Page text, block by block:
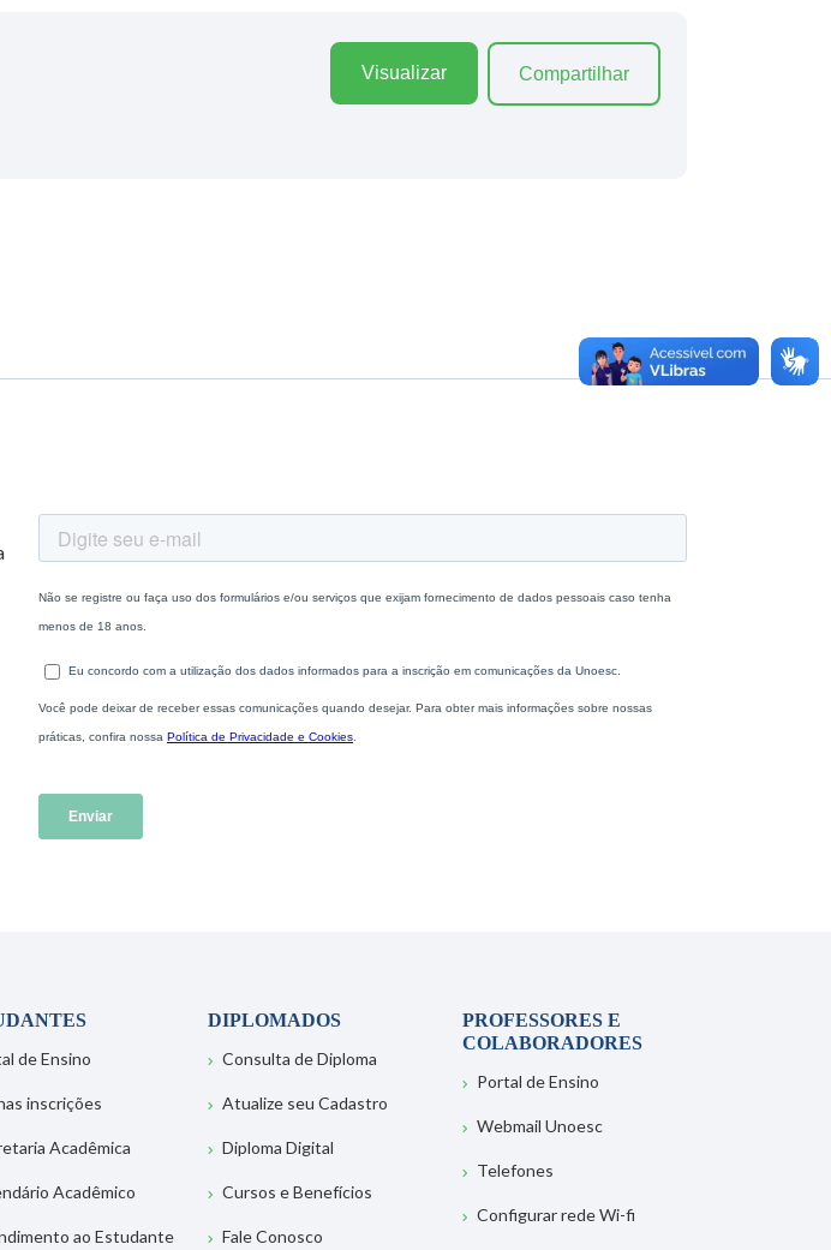
Visualizar Compartilhar
de Ensino
inscrições
Acadêmica
Acadêmico
ao Estudante
DIPLOMADOS
Consulta de Diploma
Atualize seu Cadastro
Diploma Digital
Cursos e Benefícios
Fale Conosco
PROFESSORES E
COLABORADORES
Portal de Ensino
Webmail Unoesc
Telefones
Configurar rede Wi-fi